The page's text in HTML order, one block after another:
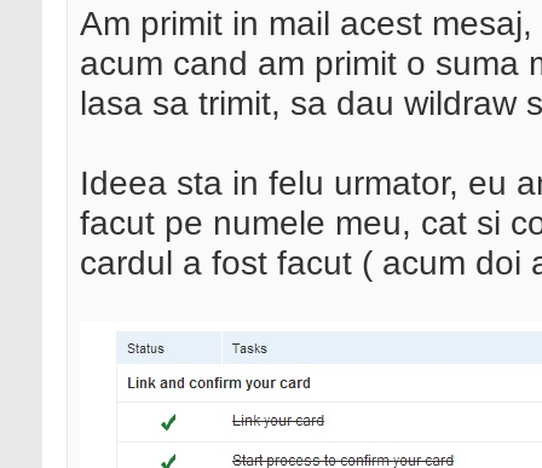
Am primit in mail acest
acum cand am primit o suma
lasa sa trimit, sa dau wildraw
Ideea sta in felu urmator, eu
facut pe numele meu, cat si
cardul a fost facut ( acum doi